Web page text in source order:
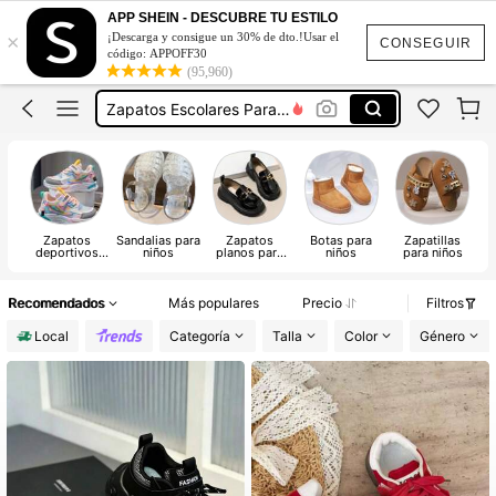
CONSEGUIR
×
APP SHEIN - DESCUBRE TU ESTILO
¡Descarga y consigue un 30% de dto.!Usar el
código: APPOFF30
(95,960)
Sandalias Lindas Para Niñas
Botas De Niña
Zapatos Para Niños En Oferta
Sandalias Lindas Para Niñas
Zapatos
deportivos
Sandalias para
niños
Zapatos
planos para
Botas para
niños
Zapatillas
para niños
Recomendados Más populares Precio
Filtros
Local
Categoría Talla Color Género